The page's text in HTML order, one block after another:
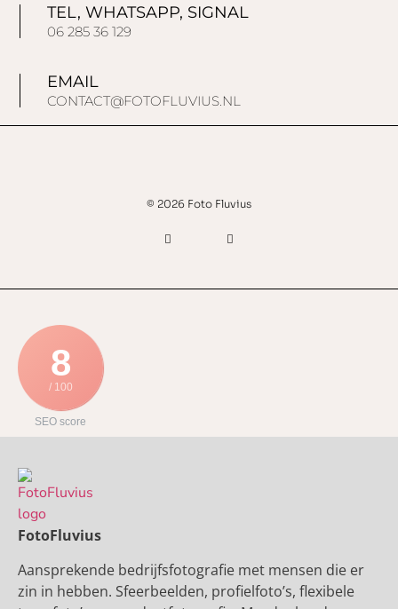
TEL, WHATSAPP, SIGNAL
06 285 36 129
EMAIL
CONTACT@FOTOFLUVIUS.NL
© 2026 Foto Fluvius
8
/ 100
SEO score
FotoFluvius
Aansprekende bedrijfsfotografie met mensen die er
zin in hebben. Sfeerbeelden, profielfoto’s, flexibele